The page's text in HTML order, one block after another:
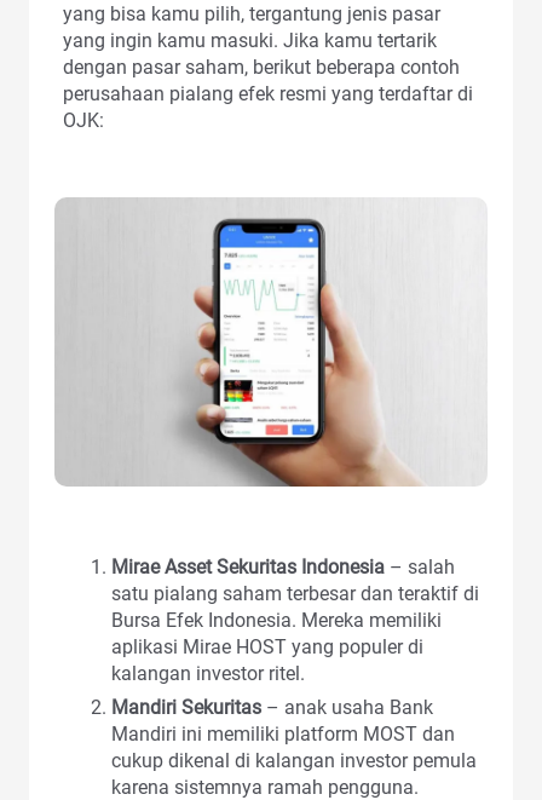
yang bisa kamu pilih, tergantung jenis pasar
yang ingin kamu masuki. Jika kamu tertarik
dengan pasar saham, berikut beberapa contoh
perusahaan pialang efek resmi yang terdaftar di
OJK:
Mirae Asset Sekuritas Indonesia – salah
satu pialang saham terbesar dan teraktif di
Bursa Efek Indonesia. Mereka memiliki
aplikasi Mirae HOST yang populer di
kalangan investor ritel.
Mandiri Sekuritas – anak usaha Bank
Mandiri ini memiliki platform MOST dan
cukup dikenal di kalangan investor pemula
karena sistemnya ramah pengguna.